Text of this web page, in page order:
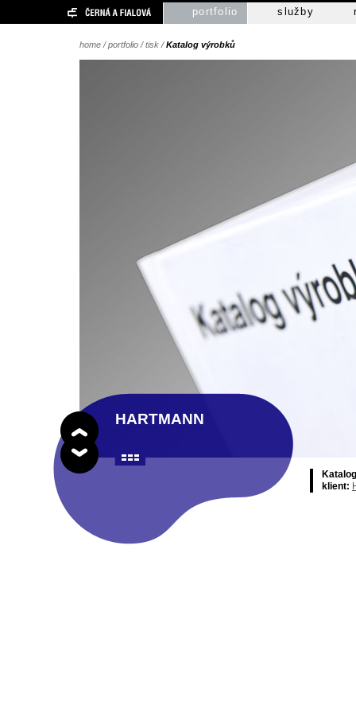
portfolio služby
home /portfolio /tisk /Katalog výrobků
HARTMANN
klient: